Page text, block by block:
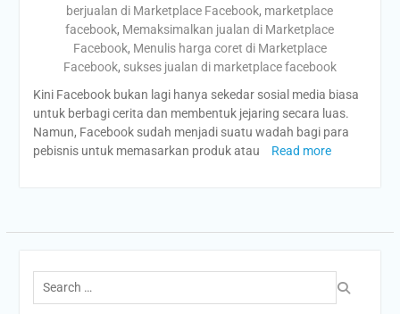
berjualan di Marketplace Facebook, marketplace
facebook, Memaksimalkan jualan di Marketplace
Facebook, Menulis harga coret di Marketplace
Facebook, sukses jualan di marketplace facebook
Kini Facebook bukan lagi hanya sekedar sosial media biasa
untuk berbagi cerita dan membentuk jejaring secara luas.
Namun, Facebook sudah menjadi suatu wadah bagi para
pebisnis untuk memasarkan produk atau
Read more
Search
for: